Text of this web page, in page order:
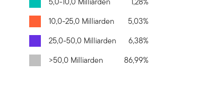
10,0-25,0 Milliarden
5,03%
25,0-50,0 Milliarden
6,38%
>50,0 Milliarden
86,99%